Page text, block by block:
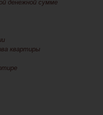
денежной сумме
квартиры